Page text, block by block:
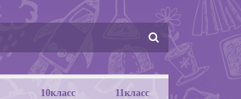
10класс 11класс